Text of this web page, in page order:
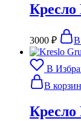
Кресло
3000 ₽ В
В
В
Кресло